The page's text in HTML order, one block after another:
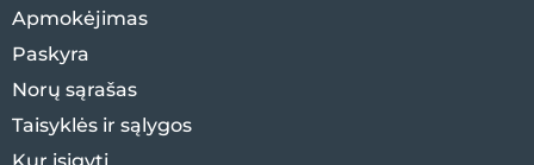
Apmokėjimas
Paskyra
Norų sąrašas
Taisyklės ir sąlygos